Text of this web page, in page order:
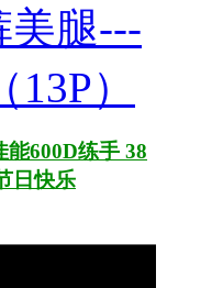
能600D练手 38
日快乐